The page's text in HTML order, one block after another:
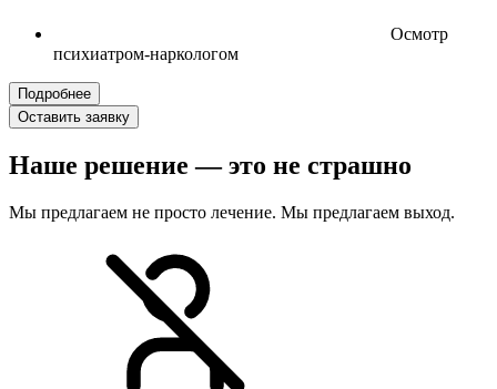
Осмотр
психиатром-наркологом
Подробнее
Оставить заявку
Наше решение — это не страшно
Мы предлагаем не просто лечение. Мы предлагаем выход.